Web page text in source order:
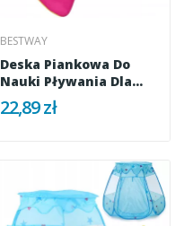
BESTWAY
Deska Piankowa Do
Nauki Pływania Dla
Dzieci...
22,89 zł